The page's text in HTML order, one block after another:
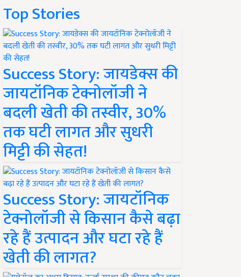
Top Stories
Success Story: जायडेक्स की
जायटॉनिक टेक्नोलॉजी ने
बदली खेती की तस्वीर, 30%
तक घटी लागत और सुधरी
मिट्टी की सेहत!
Success Story: जायटॉनिक
टेक्नोलॉजी से किसान कैसे बढ़ा
रहे हैं उत्पादन और घटा रहे हैं
खेती की लागत?